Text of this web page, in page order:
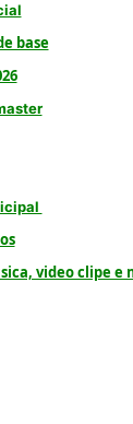
base
video clipe